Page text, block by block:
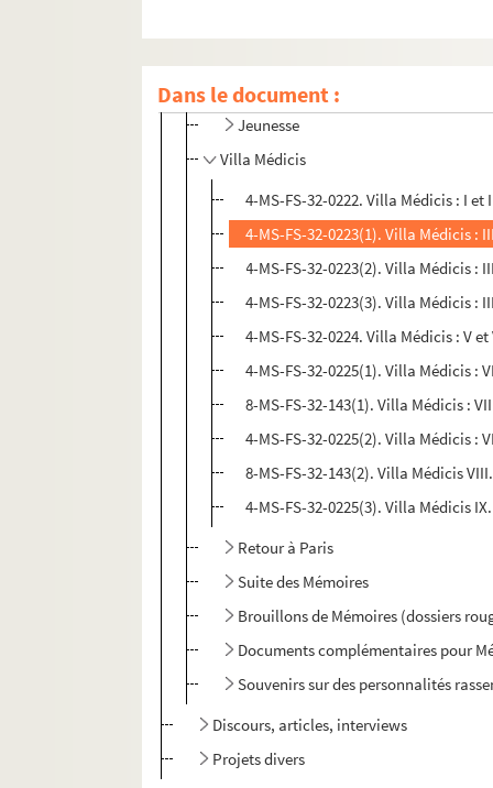
Dans le document :
Début des Mémoires
Jeunesse
Villa Médicis
4-MS-FS-32-0222. Villa Médicis : I et
4-MS-FS-32-0223(1). Villa Médicis :
4-MS-FS-32-0223(2). Villa Médicis
4-MS-FS-32-0223(3). Villa Médicis :
4-MS-FS-32-0224. Villa Médicis : V et
4-MS-FS-32-0225(1). Villa Médicis :
8-MS-FS-32-143(1). Villa Médicis : VII
4-MS-FS-32-0225(2). Villa Médicis :
8-MS-FS-32-143(2). Villa Médicis
4-MS-FS-32-0225(3). Villa Médicis
Retour à Paris
Suite des Mémoires
Brouillons de Mémoires (dossiers
Documents complémentaires pour
Souvenirs sur des personnalités
Discours, articles, interviews
Projets divers